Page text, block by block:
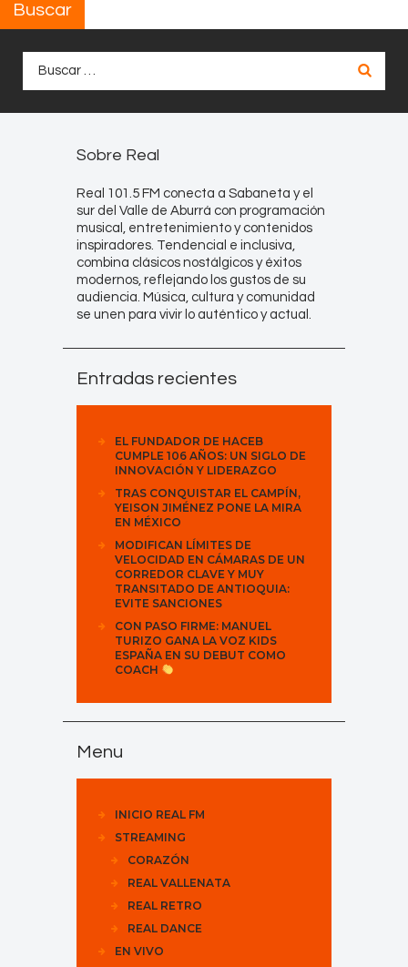
Buscar
Sobre Real
Real 101.5 FM conecta a Sabaneta y el
sur del Valle de Aburrá con programación
musical, entretenimiento y contenidos
inspiradores. Tendencial e inclusiva,
combina clásicos nostálgicos y éxitos
modernos, reflejando los gustos de su
audiencia. Música, cultura y comunidad
se unen para vivir lo auténtico y actual.
Entradas recientes
EL FUNDADOR DE HACEB
CUMPLE 106 AÑOS: UN SIGLO DE
INNOVACIÓN Y LIDERAZGO
TRAS CONQUISTAR EL CAMPÍN,
YEISON JIMÉNEZ PONE LA MIRA
EN MÉXICO
MODIFICAN LÍMITES DE
VELOCIDAD EN CÁMARAS DE UN
CORREDOR CLAVE Y MUY
TRANSITADO DE ANTIOQUIA:
EVITE SANCIONES
CON PASO FIRME: MANUEL
TURIZO GANA LA VOZ KIDS
ESPAÑA EN SU DEBUT COMO
COACH
Menu
INICIO REAL FM
STREAMING
CORAZÓN
REAL VALLENATA
REAL RETRO
REAL DANCE
EN VIVO